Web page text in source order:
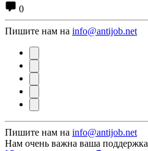
0
Пишите нам на info@antijob.net
Пишите нам на info@antijob.net
Нам очень важна ваша поддержка